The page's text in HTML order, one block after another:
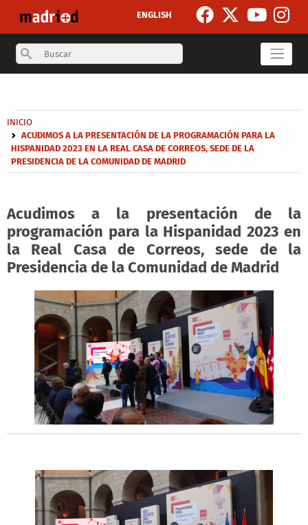
ENGLISH
Search
Sobrescribir enlaces de ayuda a la navegación
INICIO
ACUDIMOS A LA PRESENTACIÓN DE LA PROGRAMACIÓN PARA LA
HISPANIDAD 2023 EN LA REAL CASA DE CORREOS, SEDE DE LA
PRESIDENCIA DE LA COMUNIDAD DE MADRID
Acudimos a la presentación de la
programación para la Hispanidad 2023 en
la Real Casa de Correos, sede de la
Presidencia de la Comunidad de Madrid